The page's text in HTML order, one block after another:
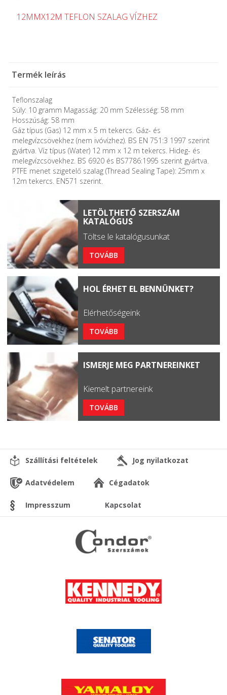
12MMX12M TEFLON SZALAG VÍZHEZ
Termék leírás
Teflonszalag
Súly: 10 gramm Magasság: 20 mm Szélesség: 58 mm
Hosszúság: 58 mm
Gáz típus (Gas) 12 mm x 5 m tekercs. Gáz- és
melegvízcsövekhez (nem ivóvízhez). BS EN 751:3 1997 szerint
gyártva. Víz típus (Water) 12 mm x 12 m tekercs. Hideg- és
melegvízcsövekhez. BS 6920 és BS7786:1995 szerint gyártva.
PTFE menet szigetelő szalag (Thread Sealing Tape): 25mm x
12m tekercs. EN571 szerint.
LETÖLTHETŐ SZERSZÁM
KATALÓGUS
Töltse le katalógusunkat
TOVÁBB
HOL ÉRHET EL BENNÜNKET?
Elérhetőségeink
TOVÁBB
ISMERJE MEG PARTNEREINKET
Kiemelt partnereink
TOVÁBB
Szállítási feltételek Jog nyilatkozat
Adatvédelem Cégadatok
Impresszum Kapcsolat